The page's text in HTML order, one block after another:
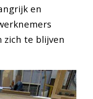
en
zich te blijven